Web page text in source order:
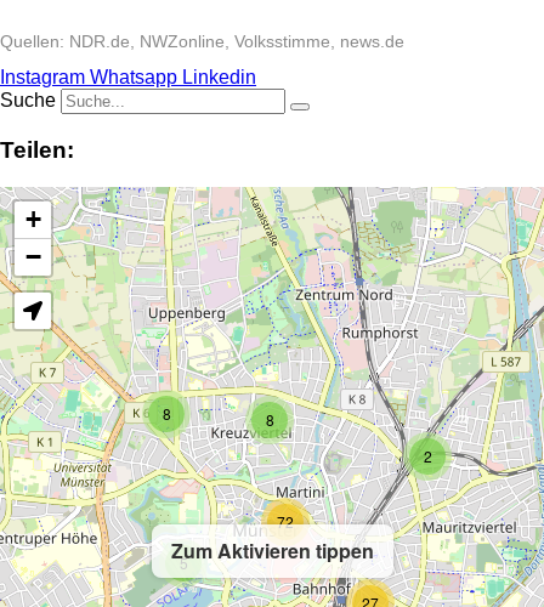
Quellen: NDR.de, NWZonline, Volksstimme, news.de
Instagram Whatsapp Linkedin
Suche
Teilen:
Zum Aktivieren tippen
2
8 8
27
5
72
+
−